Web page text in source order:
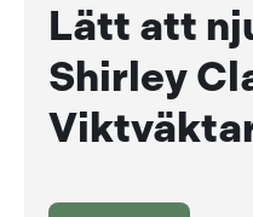
Lätt att
Shirley